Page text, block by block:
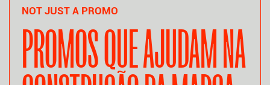
NOT JUST A PROMO
PROMOS QUE AJUDAM NA